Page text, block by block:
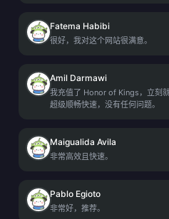
Fatema Habibi
很好，我对这个网站很满意。
Amil Darmawi
我充值了 Honor of Kings，立刻
超级顺畅快速，没有任何问题。
Maigualida Avila
非常高效且快速。
Pablo Egioto
非常好，推荐。